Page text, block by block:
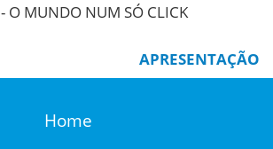
- O MUNDO NUM SÓ CLICK
APRESENTAÇÃO
Home